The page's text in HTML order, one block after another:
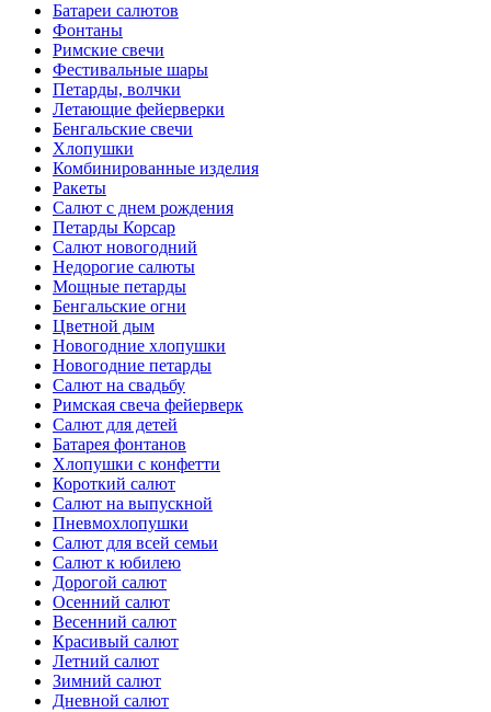
Батареи салютов
Фонтаны
Римские свечи
Фестивальные шары
Петарды, волчки
Летающие фейерверки
Бенгальские свечи
Хлопушки
Комбинированные изделия
Ракеты
Салют с днем рождения
Петарды Корсар
Салют новогодний
Недорогие салюты
Мощные петарды
Бенгальские огни
Цветной дым
Новогодние хлопушки
Новогодние петарды
Салют на свадьбу
Римская свеча фейерверк
Салют для детей
Батарея фонтанов
Хлопушки с конфетти
Короткий салют
Салют на выпускной
Пневмохлопушки
Салют для всей семьи
Салют к юбилею
Дорогой салют
Осенний салют
Весенний салют
Красивый салют
Летний салют
Зимний салют
Дневной салют